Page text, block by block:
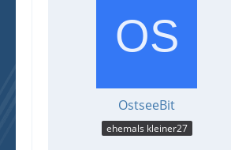
OstseeBit
ehemals kleiner27